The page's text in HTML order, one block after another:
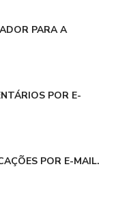
PARA A
POR E-
POR E-MAIL.